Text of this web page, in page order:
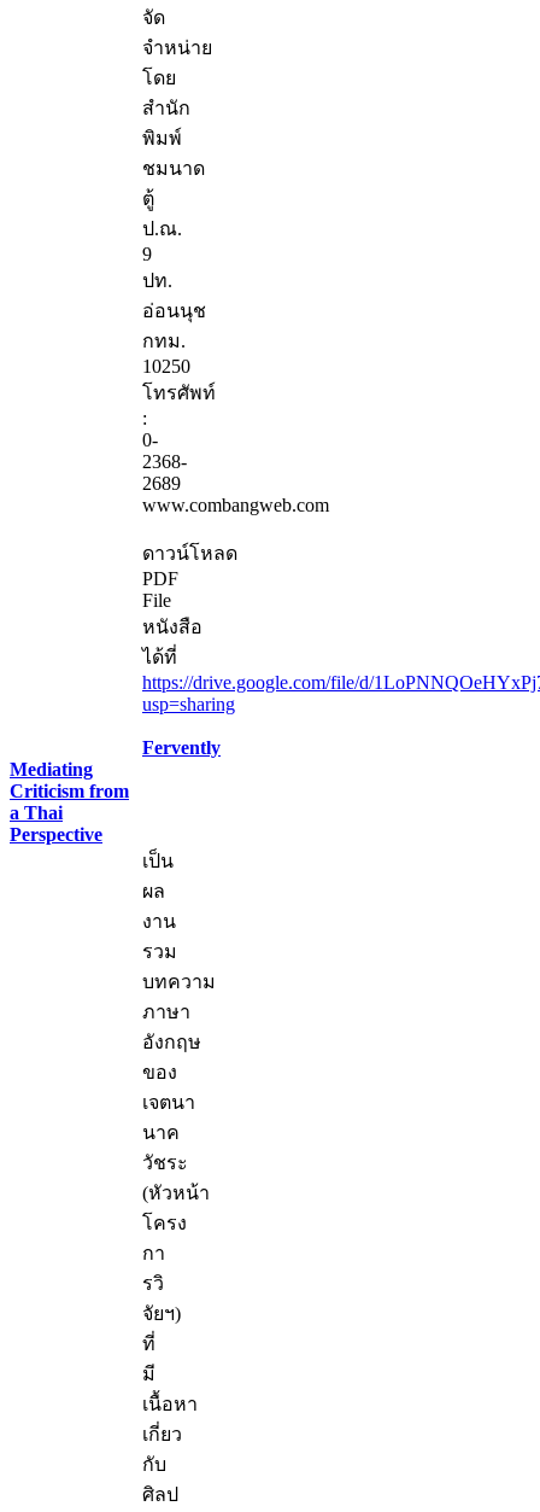
จัด
จำหน่าย
โดย
สำนัก
พิมพ์
ชมนาด
ตู้
ป.ณ.
9
ปท.
อ่อนนุช
กทม.
10250
โทรศัพท์
:
0-
2368-
2689
www.combangweb.com
ดาวน์โหลด
PDF
File
หนังสือ
ได้ที่
https://drive.google.com/file/d/
usp=sharing
Fervently
Mediating
Criticism from
a Thai
Perspective
เป็น
ผล
งาน
รวม
บทความ
ภาษา
อังกฤษ
ของ
เจตนา
นาค
วัชระ
(หัวหน้า
โครง
กา
รวิ
จัยฯ)
ที่
มี
เนื้อหา
เกี่ยว
กับ
ศิลป